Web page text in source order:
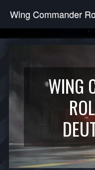
Wing Commander
WING